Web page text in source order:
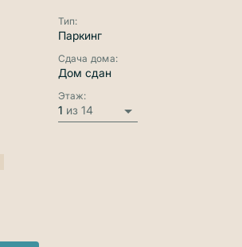
Тип:
Паркинг
Сдача дома:
Дом сдан
Этаж:
1 из 14